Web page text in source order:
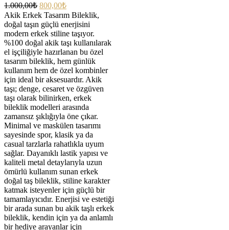
1.000,00₺ 800,00₺
Akik Erkek Tasarım Bileklik,
doğal taşın güçlü enerjisini
modern erkek stiline taşıyor.
%100 doğal akik taşı kullanılarak
el işçiliğiyle hazırlanan bu özel
tasarım bileklik, hem günlük
kullanım hem de özel kombinler
için ideal bir aksesuardır. Akik
taşı; denge, cesaret ve özgüven
taşı olarak bilinirken, erkek
bileklik modelleri arasında
zamansız şıklığıyla öne çıkar.
Minimal ve maskülen tasarımı
sayesinde spor, klasik ya da
casual tarzlarla rahatlıkla uyum
sağlar. Dayanıklı lastik yapısı ve
kaliteli metal detaylarıyla uzun
ömürlü kullanım sunan erkek
doğal taş bileklik, stiline karakter
katmak isteyenler için güçlü bir
tamamlayıcıdır. Enerjisi ve estetiği
bir arada sunan bu akik taşlı erkek
bileklik, kendin için ya da anlamlı
bir hediye arayanlar için